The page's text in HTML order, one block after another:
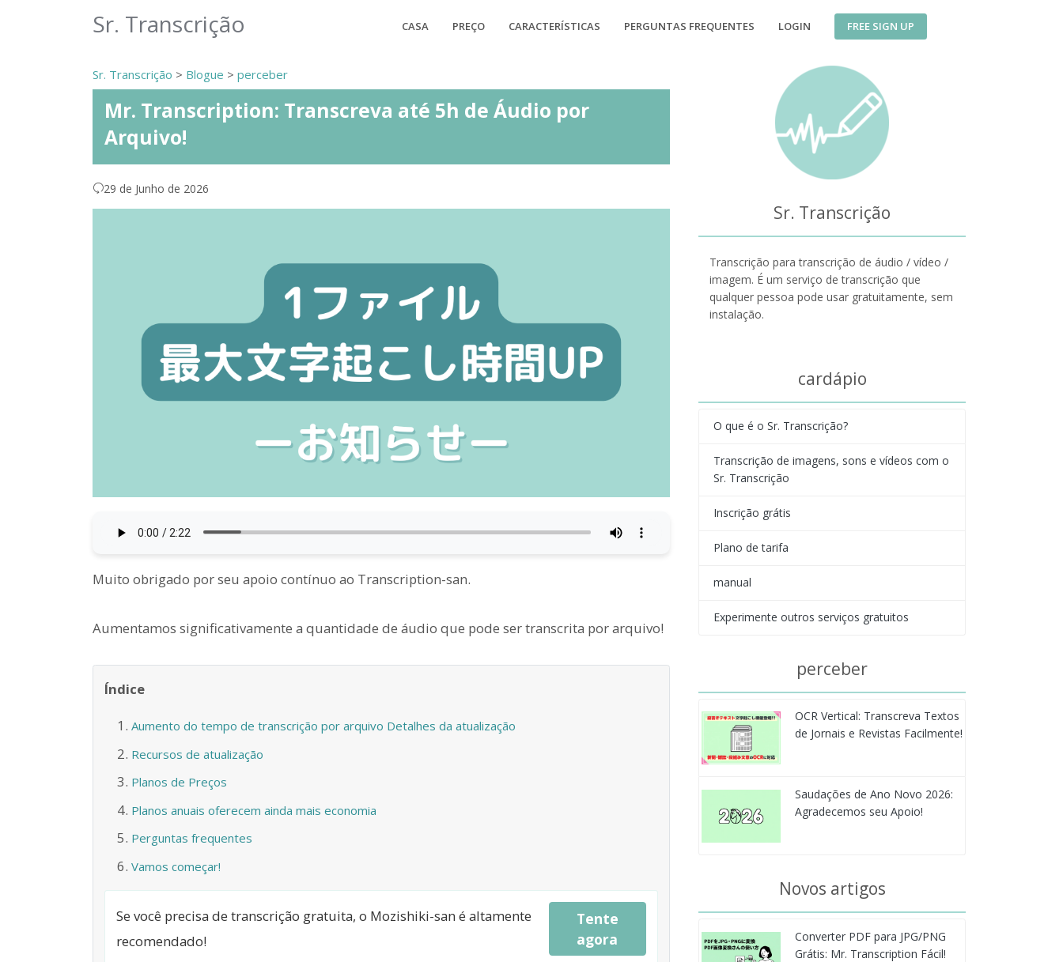
Sr. Transcrição CASA PREÇO CARACTERÍSTICAS PERGUNTAS FREQUENTES LOGIN FREE SIGN UP
Sr. Transcrição > Blogue > perceber
Mr. Transcription: Transcreva até 5h de Áudio por
Arquivo!
29 de Junho de 2026
Muito obrigado por seu apoio contínuo ao Transcription-san.
Aumentamos significativamente a quantidade de áudio que pode ser transcrita por arquivo!
Índice
Aumento do tempo de transcrição por arquivo Detalhes da atualização
Recursos de atualização
Planos de Preços
Planos anuais oferecem ainda mais economia
Perguntas frequentes
Vamos começar!
Se você precisa de transcrição gratuita, o Mozishiki-san é altamente
recomendado!
Tente
agora
Sr. Transcrição
Transcrição para transcrição de áudio / vídeo /
imagem. É um serviço de transcrição que
qualquer pessoa pode usar gratuitamente, sem
instalação.
cardápio
O que é o Sr. Transcrição?
Transcrição de imagens, sons e vídeos com o
Sr. Transcrição
Inscrição grátis
Plano de tarifa
manual
Experimente outros serviços gratuitos
perceber
OCR Vertical: Transcreva Textos
de Jornais e Revistas Facilmente!
Saudações de Ano Novo 2026:
Agradecemos seu Apoio!
Novos artigos
Converter PDF para JPG/PNG
Grátis: Mr. Transcription Fácil!